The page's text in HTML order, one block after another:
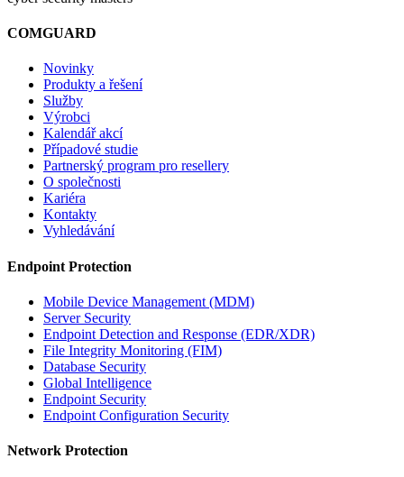
COMGUARD
Novinky
Produkty a řešení
Služby
Výrobci
Kalendář akcí
Případové studie
Partnerský program pro resellery
O společnosti
Kariéra
Kontakty
Vyhledávání
Endpoint Protection
Mobile Device Management (MDM)
Server Security
Endpoint Detection and Response (EDR/XDR)
File Integrity Monitoring (FIM)
Database Security
Global Intelligence
Endpoint Security
Endpoint Configuration Security
Network Protection